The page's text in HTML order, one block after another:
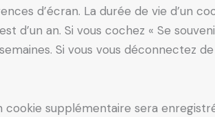
d’écran. La durée de vie d’un
d’un an. Si vous cochez « Se
Si vous vous déconnectez
supplémentaire sera